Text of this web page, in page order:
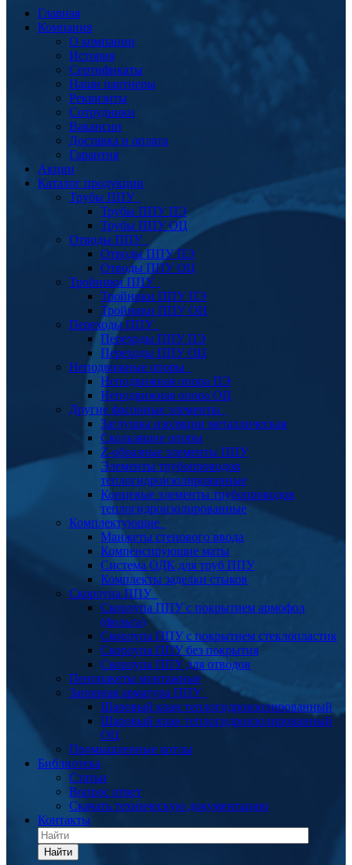
Главная
Компания
О компании
История
Сертификаты
Наши партнеры
Реквизиты
Сотрудники
Вакансии
Доставка и оплата
Гарантия
Акции
Каталог продукции
Трубы ППУ
Трубы ППУ ПЭ
Трубы ППУ ОЦ
Отводы ППУ
Отводы ППУ ПЭ
Отводы ППУ ОЦ
Тройники ППУ
Тройники ППУ ПЭ
Тройники ППУ ОЦ
Переходы ППУ
Переходы ППУ ПЭ
Переходы ППУ ОЦ
Неподвижные опоры
Неподвижная опора ПЭ
Неподвижная опора ОЦ
Другие фасонные элементы
Заглушка изоляции металлическая
Скользящие опоры
Z-образные элементы ППУ
Элементы трубопроводов
теплогидроизолированные
Концевые элементы трубопроводов
теплогидроизолированные
Комплектующие
Манжеты стенового ввода
Компенсирующие маты
Система ОДК для труб ППУ
Комплекты заделки стыков
Скорлупа ППУ
Скорлупа ППУ с покрытием армофол
(фольга)
Скорлупа ППУ с покрытием стеклопластик
Скорлупа ППУ без покрытия
Скорлупа ППУ для отводов
Пенопакеты монтажные
Запорная арматура ППУ
Шаровый кран теплогидроизолированный
Шаровый кран теплогидроизолированный
ОЦ
Промышленные котлы
Библиотека
Статьи
Вопрос ответ
Скачать техническую документацию
Контакты
Найти